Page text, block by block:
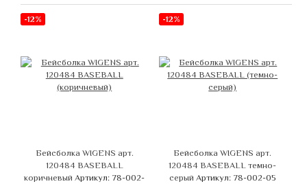
-12%
Бейсболка WIGENS арт.
120484 BASEBALL
коричневыйАртикул: 78-002-
-12%
Бейсболка WIGENS арт.
120484 BASEBALL темно-
серый Артикул: 78-002-05